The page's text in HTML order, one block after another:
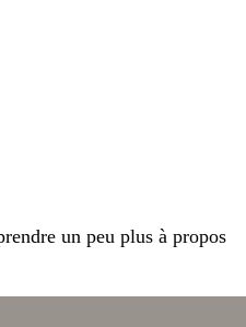
un peu plus à propos